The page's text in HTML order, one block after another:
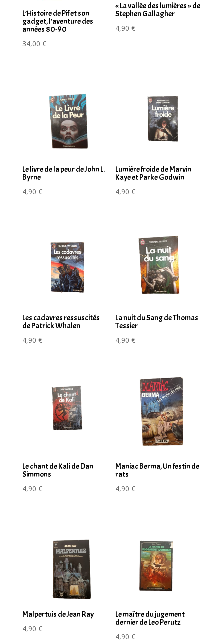
L’Histoire de Pif et son
gadget, l’aventure des
années 80-90
34,00 €
« La vallée des lumières » de
Stephen Gallagher
4,90€
Le livre de la peur de John L.
Byrne
4,90 €
Lumière froide de Marvin
Kaye et Parke Godwin
4,90€
Les cadavres ressuscités
de Patrick Whalen
4,90 €
La nuit du Sang de Thomas
Tessier
4,90€
Le chant de Kali de Dan
Simmons
4,90 €
Maniac Berma, Un festin de
rats
4,90€
Malpertuis de Jean Ray
4,90 €
Le maître du jugement
dernier de Leo Perutz
4,90€